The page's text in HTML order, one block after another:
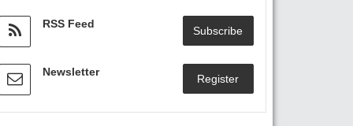
RSS Feed
Subscribe
Newsletter
Register